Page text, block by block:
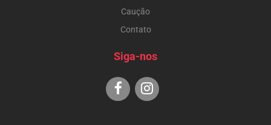
Caução
Contato
Siga-nos